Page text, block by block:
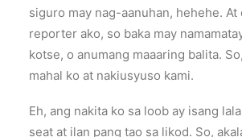
siguro may nag-aanuhan, hehehe.
reporter ako, so baka may
kotse, o anumang maaaring balita.
mahal ko at nakiusyuso kami.
Eh, ang nakita ko sa loob ay isang
seat at ilan pang tao sa likod. So,